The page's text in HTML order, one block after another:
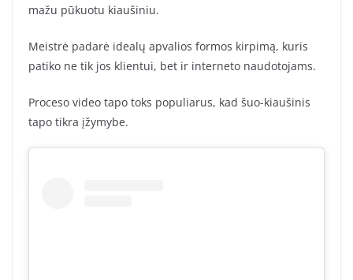
mažu pūkuotu kiaušiniu.
Meistrė padarė idealų apvalios formos kirpimą, kuris
patiko ne tik jos klientui, bet ir interneto naudotojams.
Proceso video tapo toks populiarus, kad šuo-kiaušinis
tapo tikra įžymybe.